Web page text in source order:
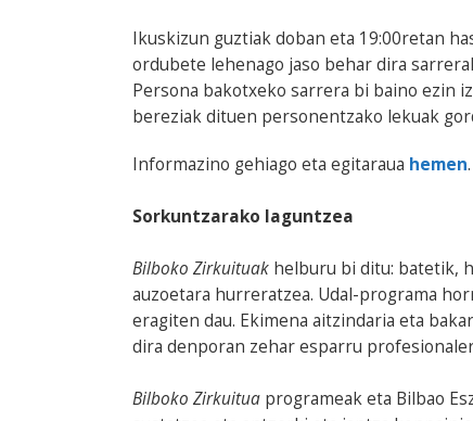
Ikuskizun guztiak doban eta 19:00retan
ordubete lehenago jaso behar dira
Persona bakotxeko sarrera bi baino ezin
bereziak dituen personentzako lekuak
Informazino gehiago eta egitaraua hemen.
Sorkuntzarako laguntzea
Bilboko Zirkuituak helburu bi ditu: batetik,
auzoetara hurreratzea. Udal-programa
eragiten dau. Ekimena aitzindaria eta
dira denporan zehar esparru
Bilboko Zirkuitua programeak eta Bilbao